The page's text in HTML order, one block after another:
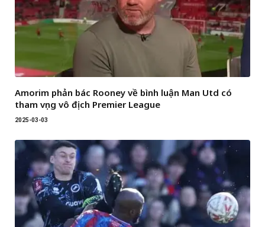
Amorim phản bác Rooney về bình luận Man Utd có
tham vọng vô địch Premier League
2025-03-03